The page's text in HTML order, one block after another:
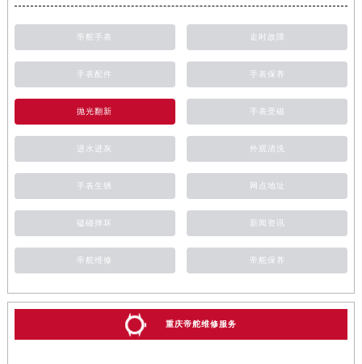
帝舵手表 走时故障
手表配件 手表保养
抛光翻新 手表受磁
进水进灰 外观清洗
手表生锈 网点地址
磕碰摔坏 新闻资讯
帝舵维修 帝舵保养
重庆帝舵维修服务